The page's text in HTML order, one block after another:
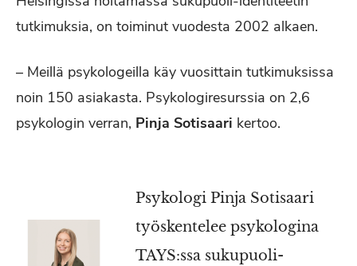
tutkimuksia, on toiminut vuodesta 2002 alkaen.
– Meillä psykologeilla käy vuosittain tutkimuksissa
noin 150 asiakasta. Psykologiresurssia on 2,6
psykologin verran, Pinja Sotisaari kertoo.
Psykologi Pinja Sotisaari
työskentelee psykologina
TAYS:ssa sukupuoli-